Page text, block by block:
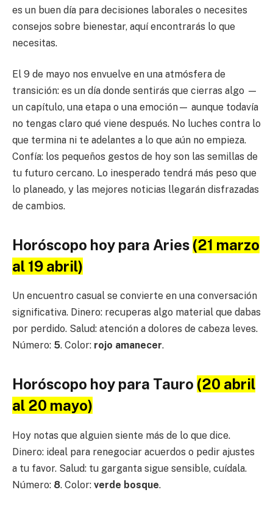
es un buen día para decisiones laborales o necesites
consejos sobre bienestar, aquí encontrarás lo que
necesitas.
El 9 de mayo nos envuelve en una atmósfera de
transición: es un día donde sentirás que cierras algo —
un capítulo, una etapa o una emoción— aunque todavía
no tengas claro qué viene después. No luches contra lo
que termina ni te adelantes a lo que aún no empieza.
Confía: los pequeños gestos de hoy son las semillas de
tu futuro cercano. Lo inesperado tendrá más peso que
lo planeado, y las mejores noticias llegarán disfrazadas
de cambios.
Horóscopo hoy para Aries (21 marzo
al 19 abril)
Un encuentro casual se convierte en una conversación
significativa. Dinero: recuperas algo material que dabas
por perdido. Salud: atención a dolores de cabeza leves.
Número: 5. Color: rojo amanecer.
Horóscopo hoy para Tauro (20 abril
al 20 mayo)
Hoy notas que alguien siente más de lo que dice.
Dinero: ideal para renegociar acuerdos o pedir ajustes
a tu favor. Salud: tu garganta sigue sensible, cuídala.
Número: 8. Color: verde bosque.